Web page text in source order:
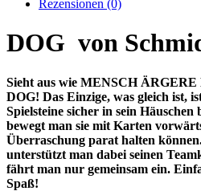
Rezensionen (0)
DOG von
Sieht aus wie MENSCH
DOG! Das Einzige, was gleich ist,
Spielsteine sicher in sein
bewegt man sie mit Karten
Überraschung parat halten
unterstützt man dabei seinen
fährt man nur gemeinsam ein.
Spaß!